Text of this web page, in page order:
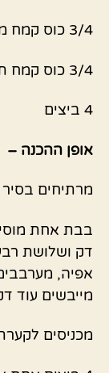
3/4 כוס קמח מצה דק
3/4 כוס קמח תפוחי אדמה
4 ביצים
אופן ההכנה –
מרתיחים בסיר
בבת אחת
דק ושלושת
אפיה,
מייבשים עוד
מכניסים